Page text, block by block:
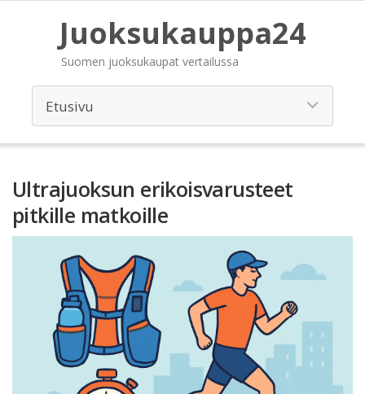
Juoksukauppa24
Suomen juoksukaupat vertailussa
Ultrajuoksun erikoisvarusteet
pitkille matkoille